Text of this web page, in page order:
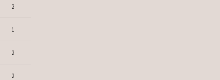
2
1
2
2